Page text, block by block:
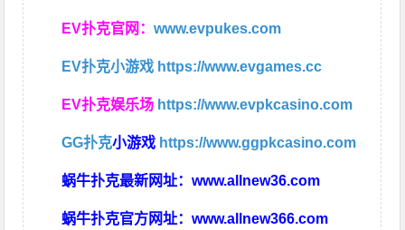
EV扑克官网：www.evpukes.com
EV扑克小游戏 https://www.evgames.cc
EV扑克娱乐场 https://www.evpkcasino.com
GG扑克小游戏 https://www.ggpkcasino.com
蜗牛扑克最新网址：www.allnew36.com
蜗牛扑克官方网址：www.allnew366.com